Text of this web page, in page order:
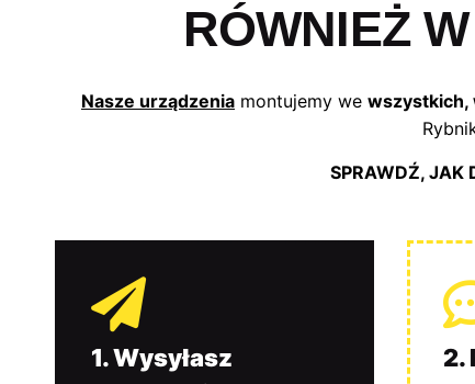
RÓWNIEŻ
Nasze urządzenia montujemy we wszystkich,
SPRAWDŹ, JAK
1. Wysyłasz
2.